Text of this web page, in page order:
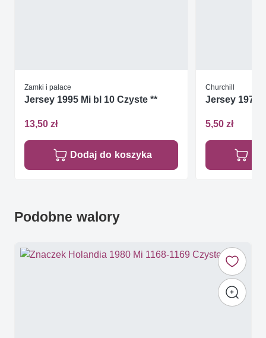
Zamki i pałace
Jersey 1995 Mi bl 10 Czyste **
13,50 zł
Dodaj do koszyka
Churchill
Jersey 1974
5,50 zł
Podobne walory